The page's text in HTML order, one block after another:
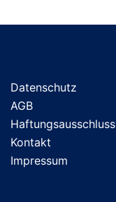
Datenschutz
AGB
Haftungsausschluss
Kontakt
Impressum